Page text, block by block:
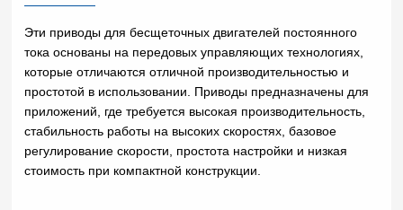
Компоненты Управления
Качество Электроэнергии
Промышленные Коммуникации
Часто задаваемые вопросы
давлением
Металлообработка
Стекло и
керамика
Ветроэнергетика
Химические
вещества
Провода
и
кабели
High
Volume
Low
Speed
Fans
Железо
Нефть и
Equipmen
t used for
vertical
lifting and
horizontal
of heavy
Эти приводы для бесщеточных двигателей постоянного
тока основаны на передовых управляющих технологиях,
которые отличаются отличной производительностью и
простотой в использовании. Приводы предназначены для
приложений, где требуется высокая производительность,
стабильность работы на высоких скоростях, базовое
регулирование скорости, простота настройки и низкая
стоимость при компактной конструкции.